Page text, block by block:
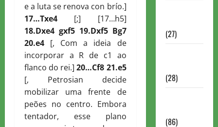
e a luta se renova con brío.]
17…Txe4 [;] [17…h5]
18.Dxe4 gxf5 19.Dxf5 Bg7
20.e4 [, Com a ideia de
incorporar a R de c1 ao
flanco do rei.]20…Cf8 21.e5
[, Petrosian decide
mobilizar uma frente de
peões no centro. Embora
tentador, esse plano
(27)
(28)
(86)